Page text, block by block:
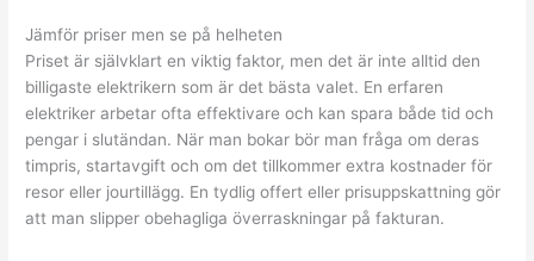
Jämför priser men se på helheten
Priset är självklart en viktig faktor, men det är inte alltid den
billigaste elektrikern som är det bästa valet. En erfaren
elektriker arbetar ofta effektivare och kan spara både tid och
pengar i slutändan. När man bokar bör man fråga om deras
timpris, startavgift och om det tillkommer extra kostnader för
resor eller jourtillägg. En tydlig offert eller prisuppskattning gör
att man slipper obehagliga överraskningar på fakturan.